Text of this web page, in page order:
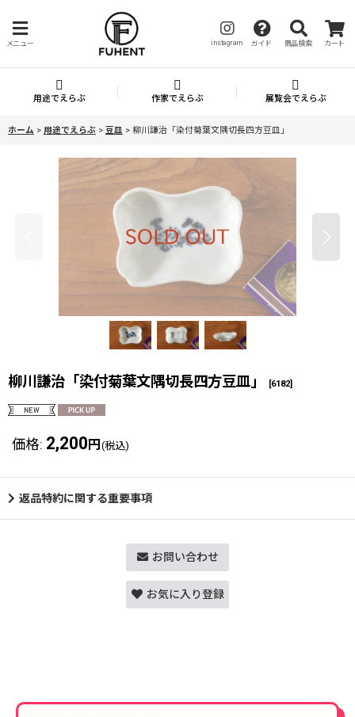
メニュー instagram ガイド 商品検索 カート
用途でえらぶ 作家でえらぶ 展覧会でえらぶ
ホーム > 用途でえらぶ > 豆皿 > 柳川謙治「染付菊葉文隅切長四方豆皿」
柳川謙治「染付菊葉文隅切長四方豆皿」 [6182]
価格: 2,200 円 (税込)
返品特約に関する重要事項
お問い合わせ
お気に入り登録